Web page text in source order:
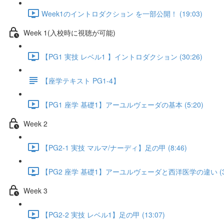
Week1のイントロダクション を一部公開！ (19:03)
Week 1(入校時に視聴が可能)
【PG1 実技 レベル1 】イントロダクション (30:26)
【座学テキスト PG1-4】
【PG1 座学 基礎1】アーユルヴェーダの基本 (5:20)
Week 2
【PG2-1 実技 マルマ/ナーディ】足の甲 (8:46)
【PG2 座学 基礎1】アーユルヴェーダと西洋医学の違い
Week 3
【PG2-2 実技 レベル1】足の甲 (13:07)